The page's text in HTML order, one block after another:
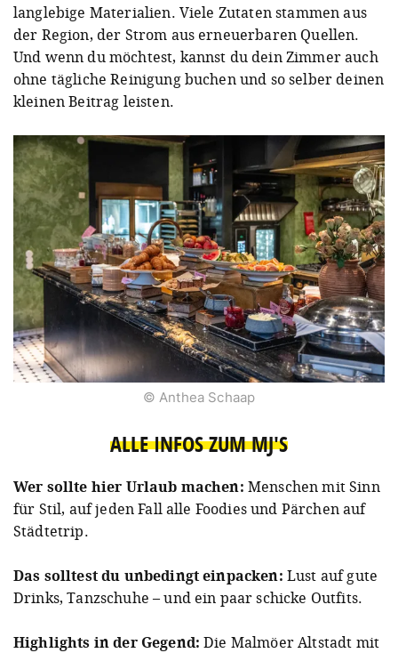
langlebige Materialien. Viele Zutaten stammen aus
der Region, der Strom aus erneuerbaren Quellen.
Und wenn du möchtest, kannst du dein Zimmer auch
ohne tägliche Reinigung buchen und so selber deinen
kleinen Beitrag leisten.
© Anthea Schaap
ALLE INFOS ZUM MJ'S
Wer sollte hier Urlaub machen: Menschen mit Sinn
für Stil, auf jeden Fall alle Foodies und Pärchen auf
Städtetrip.
Das solltest du unbedingt einpacken: Lust auf gute
Drinks, Tanzschuhe – und ein paar schicke Outfits.
Highlights in der Gegend: Die Malmöer Altstadt mit